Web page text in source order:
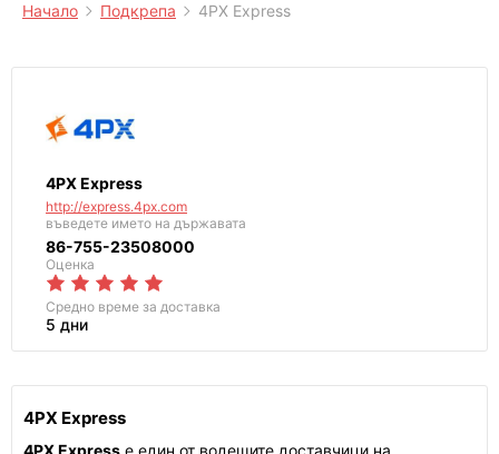
Начало Подкрепа 4PX Express
4PX Express
http://express.4px.com
въведете името на държавата
86-755-23508000
Оценка
Средно време за доставка
5 дни
4PX Express
4PX Express е един от водещите доставчици на